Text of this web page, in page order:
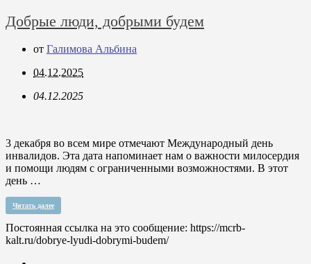
Добрые люди, добрыми будем
от Галимова Альбина
04.12.2025
04.12.2025
3 декабря во всем мире отмечают Международный день
инвалидов. Эта дата напоминает нам о важности милосердия
и помощи людям с ограниченными возможностями. В этот
день …
Читать далее
Постоянная ссылка на это сообщение: https://mcrb-
kalt.ru/dobrye-lyudi-dobrymi-budem/